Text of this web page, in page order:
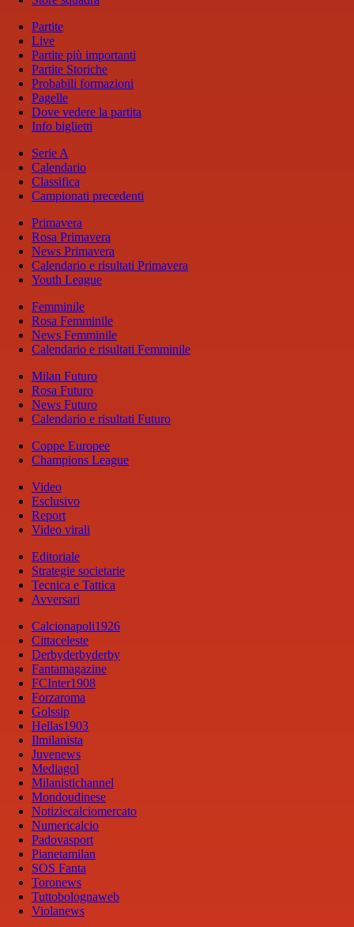
Partite
Live
Partite più importanti
Partite Storiche
Probabili formazioni
Pagelle
Dove vedere la partita
Info biglietti
Serie A
Calendario
Classifica
Campionati precedenti
Primavera
Rosa Primavera
News Primavera
Calendario e risultati Primavera
Youth League
Femminile
Rosa Femminile
News Femminile
Calendario e risultati Femminile
Milan Futuro
Rosa Futuro
News Futuro
Calendario e risultati Futuro
Coppe Europee
Champions League
Video
Esclusivo
Report
Video virali
Editoriale
Strategie societarie
Tecnica e Tattica
Avversari
Calcionapoli1926
Cittaceleste
Derbyderbyderby
Fantamagazine
FCInter1908
Forzaroma
Golssip
Hellas1903
Ilmilanista
Juvenews
Mediagol
Milanistichannel
Mondoudinese
Notiziecalciomercato
Numericalcio
Padovasport
Pianetamilan
SOS Fanta
Toronews
Tuttobolognaweb
Violanews